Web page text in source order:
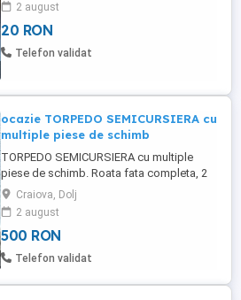
monteaza in locul capacului de valva la
roti bicicleta in functie de modelul de
roata se pot folosi si la autoturism sau
2 august
20 RON
Telefon validat
ocazie TORPEDO SEMICURSIERA cu
multiple piese de schimb
TORPEDO SEMICURSIERA cu multiple
piese de schimb. Roata fata completa, 2
anvelope, 2 camere, spite fata, spite
spate, axe fata ,spate si pedalier, lant,
saboti frana, cric, trusa scule, pompa.
Craiova, Dolj
2 august
500 RON
Telefon validat